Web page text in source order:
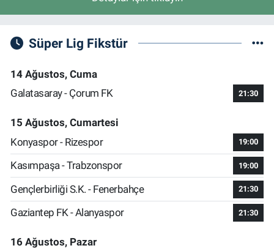
Süper Lig Fikstür
14 Ağustos, Cuma
Galatasaray - Çorum FK
21:30
15 Ağustos, Cumartesi
Konyaspor - Rizespor
19:00
Kasımpaşa - Trabzonspor 19:00
Gençlerbirliği S.K. - Fenerbahçe 21:30
Gaziantep FK - Alanyaspor 21:30
16 Ağustos, Pazar